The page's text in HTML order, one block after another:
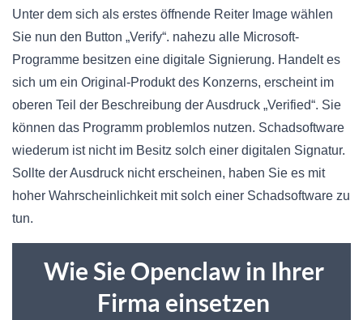
Unter dem sich als erstes öffnende Reiter Image wählen
Sie nun den Button „Verify“. nahezu alle Microsoft-
Programme besitzen eine digitale Signierung. Handelt es
sich um ein Original-Produkt des Konzerns, erscheint im
oberen Teil der Beschreibung der Ausdruck „Verified“. Sie
können das Programm problemlos nutzen. Schadsoftware
wiederum ist nicht im Besitz solch einer digitalen Signatur.
Sollte der Ausdruck nicht erscheinen, haben Sie es mit
hoher Wahrscheinlichkeit mit solch einer Schadsoftware zu
tun.